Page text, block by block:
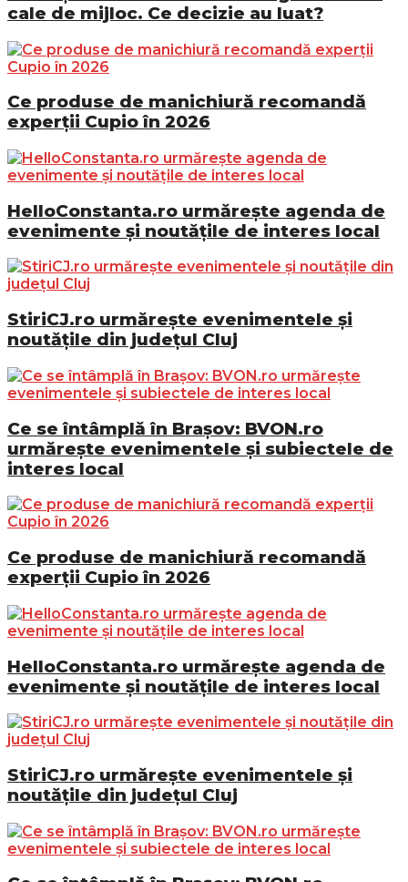
cale de mijloc. Ce decizie au luat?
Ce produse de manichiură recomandă
experții Cupio în 2026
HelloConstanta.ro urmărește agenda de
evenimente și noutățile de interes local
StiriCJ.ro urmărește evenimentele și
noutățile din județul Cluj
Ce se întâmplă în Brașov: BVON.ro
urmărește evenimentele și subiectele de
interes local
Ce produse de manichiură recomandă
experții Cupio în 2026
HelloConstanta.ro urmărește agenda de
evenimente și noutățile de interes local
StiriCJ.ro urmărește evenimentele și
noutățile din județul Cluj